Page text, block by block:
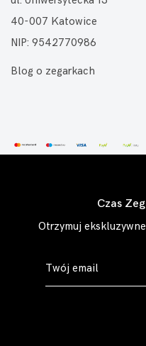
40-007 Katowice
NIP: 9542770986
Blog o zegarkach
Czas
Otrzymuj